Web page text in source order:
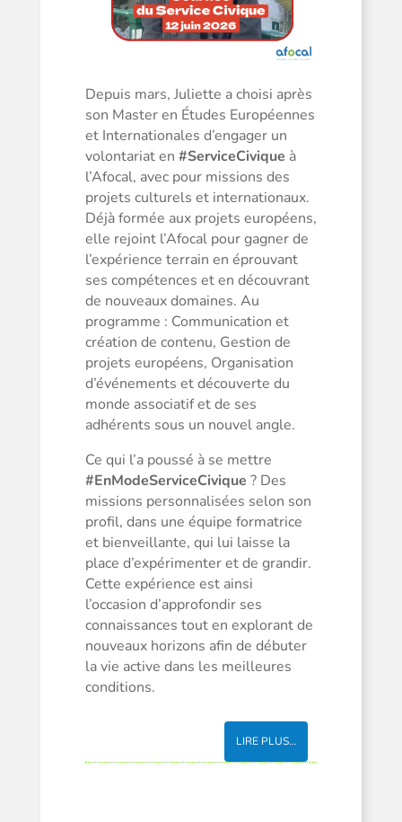
Depuis mars, Juliette a choisi après
son Master en Études Européennes
et Internationales d’engager un
volontariat en #ServiceCivique à
l’Afocal, avec pour missions des
projets culturels et internationaux.
Déjà formée aux projets européens,
elle rejoint l’Afocal pour gagner de
l’expérience terrain en éprouvant
ses compétences et en découvrant
de nouveaux domaines. Au
programme : Communication et
création de contenu, Gestion de
projets européens, Organisation
d’événements et découverte du
monde associatif et de ses
adhérents sous un nouvel angle.
Ce qui l’a poussé à se mettre
#EnModeServiceCivique ? Des
missions personnalisées selon son
profil, dans une équipe formatrice
et bienveillante, qui lui laisse la
place d’expérimenter et de grandir.
Cette expérience est ainsi
l’occasion d’approfondir ses
connaissances tout en explorant de
nouveaux horizons afin de débuter
la vie active dans les meilleures
conditions.
LIRE PLUS…